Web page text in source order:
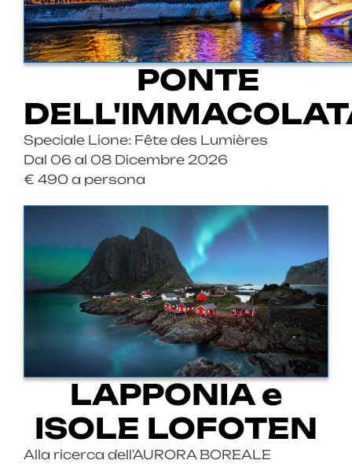
PONTE
Speciale Lione: Fête des Lumières
Dal 06 al 08 Dicembre 2026
€ 490 a persona
LAPPONIA e
ISOLE LOFOTEN
Alla ricerca dell'AURORA BOREALE